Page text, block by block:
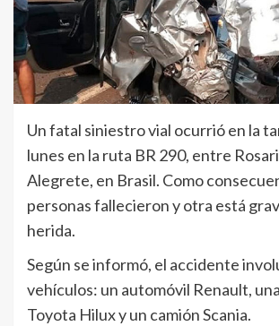
Un fatal siniestro vial ocurrió en la
lunes en la ruta BR 290, entre
Alegrete, en Brasil. Como
personas fallecieron y otra está
herida.
Según se informó, el accidente
vehículos: un automóvil Renault,
Toyota Hilux y un camión Scania.